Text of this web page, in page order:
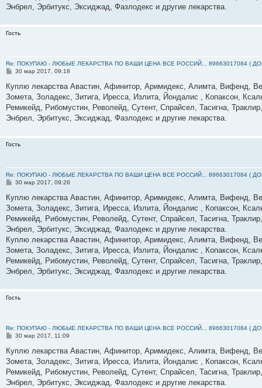
и
Энбрел, Эрбитукс, Эксиджад, Фазлодекс и другие лекарства.
Гость
Re: ПОКУПАЮ - ЛЮБЫЕ ЛЕКАРСТВА ПО ВАШИ ЦЕНА ВСЕ РОССИЙ... 89663017084 (
С
о
б
щ
е
и
30 мар 2017, 09:18
Куплю лекарства Авастин, Афинитор, Аримидекс, Алимта, Вифенд,
Зомета, Золадекс, Зитига, Иресса, Излита, Йондалис , Копаксон,
Ремикейд, Рибомустин, Револейд, Сутент, Спрайсел, Тасигна,
Энбрел, Эрбитукс, Эксиджад, Фазлодекс и другие лекарства.
Гость
Re: ПОКУПАЮ - ЛЮБЫЕ ЛЕКАРСТВА ПО ВАШИ ЦЕНА ВСЕ РОССИЙ... 89663017084 (
С
о
б
щ
е
и
е
30 мар 2017, 09:26
Куплю лекарства Авастин, Афинитор, Аримидекс, Алимта, Вифенд,
Зомета, Золадекс, Зитига, Иресса, Излита, Йондалис , Копаксон,
Ремикейд, Рибомустин, Револейд, Сутент, Спрайсел, Тасигна,
Энбрел, Эрбитукс, Эксиджад, Фазлодекс и другие лекарства.
Куплю лекарства Авастин, Афинитор, Аримидекс, Алимта, Вифенд,
Зомета, Золадекс, Зитига, Иресса, Излита, Йондалис , Копаксон,
Ремикейд, Рибомустин, Револейд, Сутент, Спрайсел, Тасигна,
Энбрел, Эрбитукс, Эксиджад, Фазлодекс и другие лекарства.
Гость
Re: ПОКУПАЮ - ЛЮБЫЕ ЛЕКАРСТВА ПО ВАШИ ЦЕНА ВСЕ РОССИЙ... 89663017084 (
С
о
б
щ
е
и
30 мар 2017, 11:09
Куплю лекарства Авастин, Афинитор, Аримидекс, Алимта, Вифенд,
Зомета, Золадекс, Зитига, Иресса, Излита, Йондалис , Копаксон,
Ремикейд, Рибомустин, Револейд, Сутент, Спрайсел, Тасигна,
Энбрел, Эрбитукс, Эксиджад, Фазлодекс и другие лекарства.